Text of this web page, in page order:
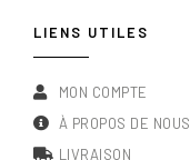
LIENS UTILES
MON COMPTE
À PROPOS DE NOUS
LIVRAISON